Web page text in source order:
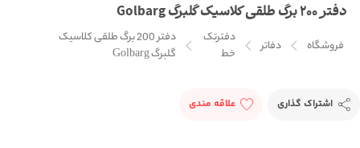
دفتر 200 برگ طلقی کلاسیک گلبرگ Golbarg
فروشگاه دفاتر
دفترتک
خط
دفتر 200 برگ طلقی کلاسیک
گلبرگ Golbarg
اشتراک گذاری علاقه مندی